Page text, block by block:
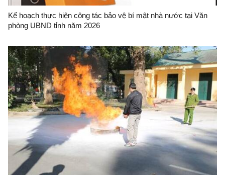
Kế hoạch thực hiện công tác bảo vệ bí mật nhà nước tại Văn
phòng UBND tỉnh năm 2026